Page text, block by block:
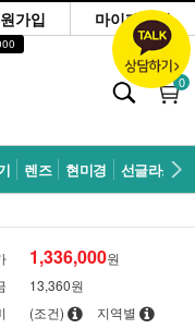
가입 마이페이지
0
렌즈 현미경 선글라스
1,336,000원
13,360원
(조건)
지역별